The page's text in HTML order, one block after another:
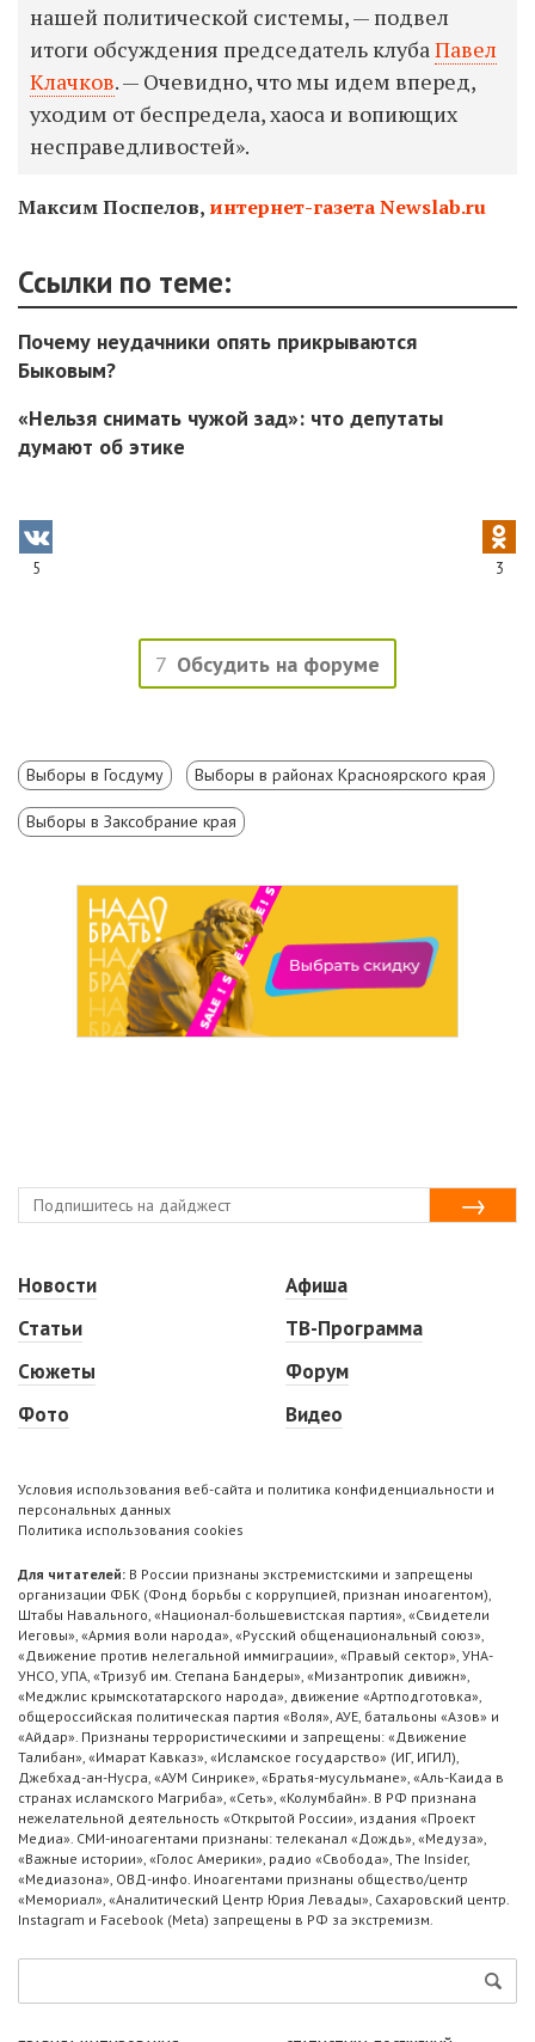
нашей политической системы, — подвел
итоги обсуждения председатель клуба Павел
Клачков. — Очевидно, что мы идем вперед,
уходим от беспредела, хаоса и вопиющих
несправедливостей».
Максим Поспелов, интернет-газета Newslab.ru
Ссылки по теме:
Почему неудачники опять прикрываются
Быковым?
«Нельзя снимать чужой зад»: что депутаты
думают об этике
5 3
7 Обсудить на форуме
Выборы в Госдуму Выборы в районах Красноярского края
Выборы в Заксобрание края
Новости
Статьи
Сюжеты
Фото
Афиша
ТВ-Программа
Форум
Видео
Условия использования веб-сайта и политика конфиденциальности и
персональных данных
Политика использования cookies
Для читателей: В России признаны экстремистскими и запрещены
организации ФБК (Фонд борьбы с коррупцией, признан иноагентом),
Штабы Навального, «Национал-большевистская партия», «Свидетели
Иеговы», «Армия воли народа», «Русский общенациональный союз»,
«Движение против нелегальной иммиграции», «Правый сектор», УНА-
УНСО, УПА, «Тризуб им. Степана Бандеры», «Мизантропик дивижн»,
«Меджлис крымскотатарского народа», движение «Артподготовка»,
общероссийская политическая партия «Воля», АУЕ, батальоны «Азов» и
«Айдар». Признаны террористическими и запрещены: «Движение
Талибан», «Имарат Кавказ», «Исламское государство» (ИГ, ИГИЛ),
Джебхад-ан-Нусра, «АУМ Синрике», «Братья-мусульмане», «Аль-Каида в
странах исламского Магриба», «Сеть», «Колумбайн». В РФ признана
нежелательной деятельность «Открытой России», издания «Проект
Медиа». СМИ-иноагентами признаны: телеканал «Дождь», «Медуза»,
«Важные истории», «Голос Америки», радио «Свобода», The Insider,
«Медиазона», ОВД-инфо. Иноагентами признаны общество/центр
«Мемориал», «Аналитический Центр Юрия Левады», Сахаровский центр.
Instagram и Facebook (Metа) запрещены в РФ за экстремизм.